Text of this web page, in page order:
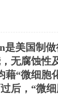
是美国制
无腐蚀性
藉“微细胞
后，“微